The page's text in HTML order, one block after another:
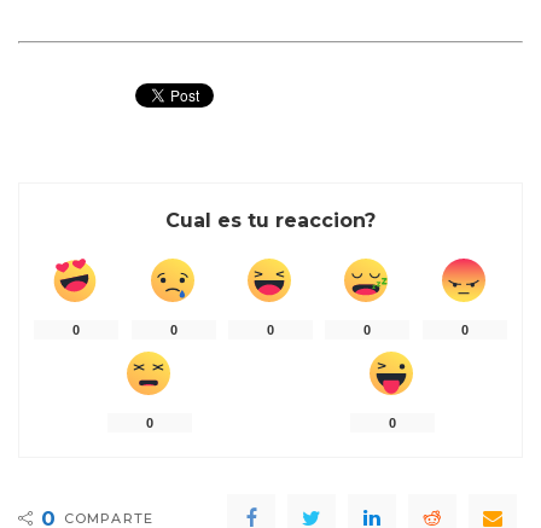
Cual es tu reaccion?
0 0 0 0 0
0 0
0 COMPARTE